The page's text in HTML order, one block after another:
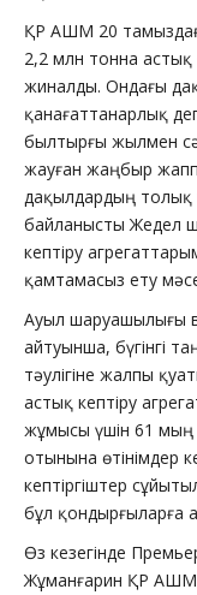
ҚР АШМ 20
2,2 млн тонна
жиналды. Ондағы
қанағаттанарлық
былтырғы жылмен
жауған жаңбыр
дақылдардың толық
байланысты Жедел
кептіру
қамтамасыз ету
Ауыл шаруашылығы
айтуынша, бүгінгі
тәулігіне жалпы
астық кептіру
жұмысы үшін 61 мың
отынына өтінімдер
кептіргіштер
бұл қондырғыларға
Өз кезегінде
Жұманғарин ҚР АШМ